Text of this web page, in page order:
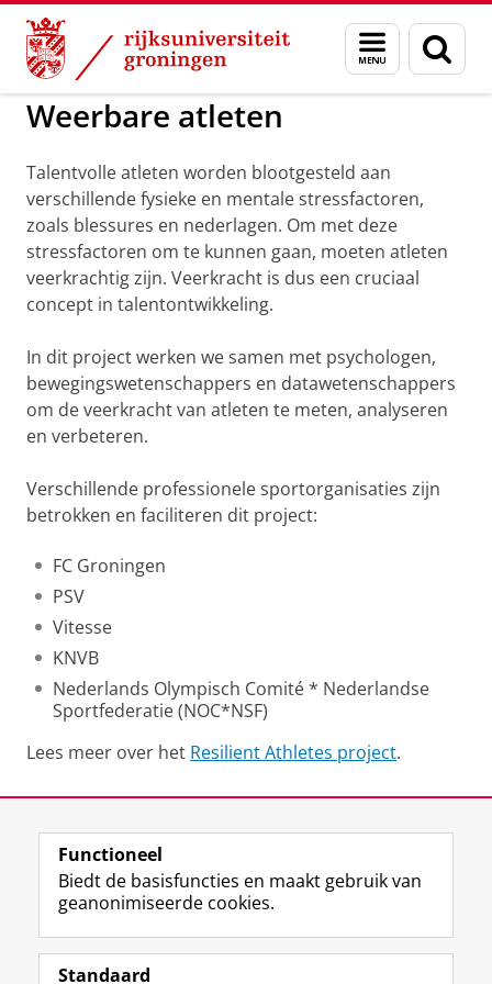
Skip
Content
Skip
Navigation
Menu
en
zoeken
GMW Projecten
Weerbare atleten
Talentvolle atleten worden blootgesteld aan
verschillende fysieke en mentale stressfactoren,
zoals blessures en nederlagen. Om met deze
stressfactoren om te kunnen gaan, moeten atleten
veerkrachtig zijn. Veerkracht is dus een cruciaal
concept in talentontwikkeling.
In dit project werken we samen met psychologen,
bewegingswetenschappers en datawetenschappers
om de veerkracht van atleten te meten, analyseren
en verbeteren.
Verschillende professionele sportorganisaties zijn
betrokken en faciliteren dit project:
FC Groningen
PSV
Vitesse
KNVB
Nederlands Olympisch Comité * Nederlandse
Sportfederatie (NOC*NSF)
Lees meer over het Resilient Athletes project.
View this page in:English
Volg de RUG
F
a
L
i
R
S
I
n
Y
o
Functioneel
Biedt de basisfuncties en maakt gebruik van
geanonimiseerde cookies.
Standaard